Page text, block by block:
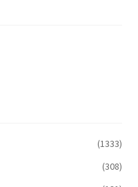
(1333)
(308)